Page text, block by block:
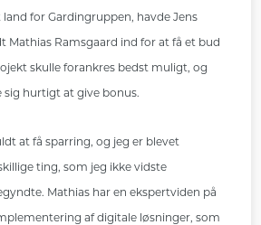
for Gardingruppen, havde Jens
Mathias Ramsgaard ind for at få et bud
skulle forankres bedst muligt, og
sig hurtigt at give bonus.
at få sparring, og jeg er blevet
ting, som jeg ikke vidste
Mathias har en ekspertviden på
af digitale løsninger, som